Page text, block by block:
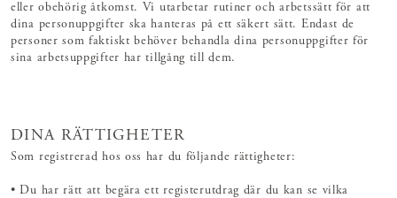
eller obehörig åtkomst. Vi utarbetar rutiner och arbetssätt för att
dina personuppgifter ska hanteras på ett säkert sätt. Endast de
personer som faktiskt behöver behandla dina personuppgifter för
sina arbetsuppgifter har tillgång till dem.
DINA RÄTTIGHETER
Som registrerad hos oss har du följande rättigheter:
• Du har rätt att begära ett registerutdrag där du kan se vilka